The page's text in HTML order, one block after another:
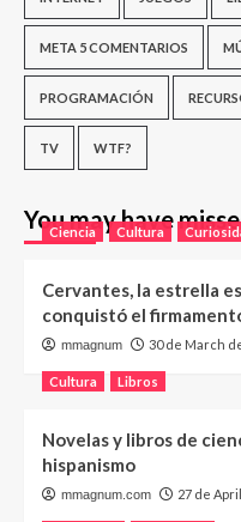
META 5 COMENTARIOS
PROGRAMACIÓN
TV WTF?
You may have
Ciencia Cultura
Cervantes, la estrella
conquistó el
mmagnum 30 de March
Cultura Libros
Novelas y libros de
hispanismo
mmagnum.com 27 de